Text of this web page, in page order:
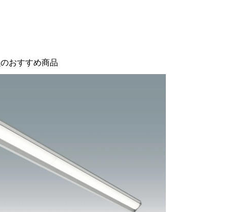
のおすすめ商品